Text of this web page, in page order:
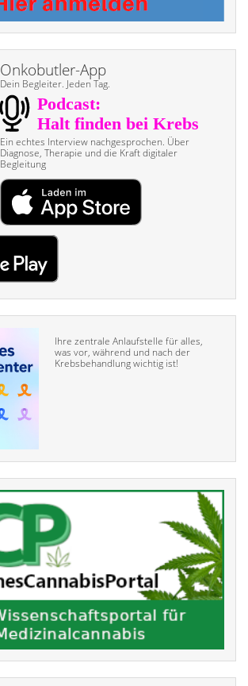
Onkobutler-App
Dein Begleiter. Jeden Tag.
Ein echtes Interview nach­gesprochen. Über
Diagnose, Therapie und die Kraft digitaler
Begleitung
Ihre zentrale Anlaufstelle für alles,
was vor, während und nach der
Krebsbehandlung wichtig ist!